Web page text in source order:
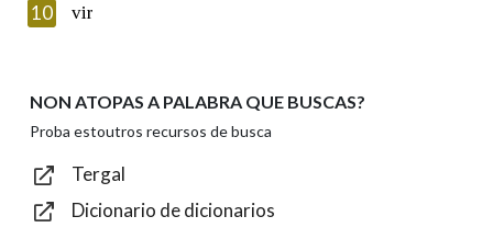
Enviar
10 vir
NON ATOPAS A PALABRA QUE BUSCAS?
Proba estoutros recursos de busca
Tergal
Dicionario de dicionarios